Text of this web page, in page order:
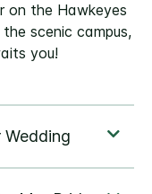
on the Hawkeyes
scenic campus,
you!